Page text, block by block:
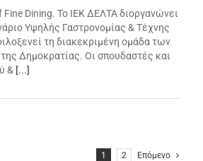
Dining. Το ΙΕΚ ΔΕΛΤΑ διοργανώνει
Υψηλής Γαστρονομίας & Τέχνης
τη διακεκριμένη ομάδα των
Δημοκρατίας. Οι σπουδαστές και
& [...]
1 2 Επόμενο